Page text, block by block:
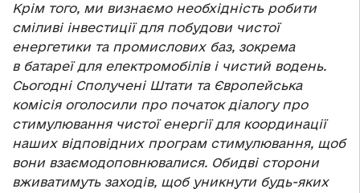
Крім того, ми визнаємо необхідність робити
сміливі інвестиції для побудови чистої
енергетики та промислових баз, зокрема
в батареї для електромобілів і чистий водень.
Сьогодні Сполучені Штати та Європейська
комісія оголосили про початок діалогу про
стимулювання чистої енергії для координації
наших відповідних програм стимулювання, щоб
вони взаємодоповнювалися. Обидві сторони
вживатимуть заходів, щоб уникнути будь-яких